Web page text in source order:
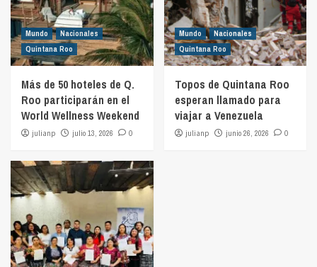
Mundo
Nacionales
Quintana Roo
Más de 50 hoteles de Q.
Roo participarán en el
World Wellness Weekend
julianp julio 13, 2026 0
Mundo
Nacionales
Quintana Roo
Topos de Quintana Roo
esperan llamado para
viajar a Venezuela
julianp junio 26, 2026 0